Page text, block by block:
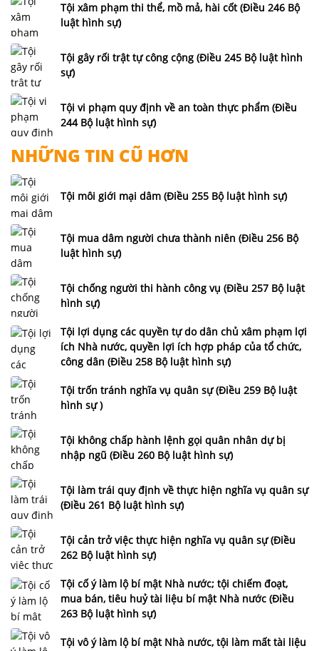
Tội xâm phạm thi thể, mồ mả, hài cốt (Điều 246 Bộ
luật hình sự)
Tội gây rối trật tự công cộng (Điều 245 Bộ luật hình
sự)
Tội vi phạm quy định về an toàn thực phẩm (Điều
244 Bộ luật hình sự)
NHỮNG TIN CŨ HƠN
Tội môi giới mại dâm (Điều 255 Bộ luật hình sự)
Tội mua dâm người chưa thành niên (Điều 256 Bộ
luật hình sự)
Tội chống người thi hành công vụ (Điều 257 Bộ luật
hình sự)
Tội lợi dụng các quyền tự do dân chủ xâm phạm lợi
ích Nhà nước, quyền lợi ích hợp pháp của tổ chức,
công dân (Điều 258 Bộ luật hình sự)
Tội trốn tránh nghĩa vụ quân sự (Điều 259 Bộ luật
hình sự )
Tội không chấp hành lệnh gọi quân nhân dự bị
nhập ngũ (Điều 260 Bộ luật hình sự)
Tội làm trái quy định về thực hiện nghĩa vụ quân sự
(Điều 261 Bộ luật hình sự)
Tội cản trở việc thực hiện nghĩa vụ quân sự (Điều
262 Bộ luật hình sự)
Tội cố ý làm lộ bí mật Nhà nước; tội chiếm đoạt,
mua bán, tiêu huỷ tài liệu bí mật Nhà nước (Điều
263 Bộ luật hình sự)
Tội vô ý làm lộ bí mật Nhà nước, tội làm mất tài liệu